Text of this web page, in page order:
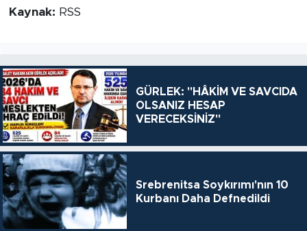
Kaynak: RSS
GÜRLEK: "HÂKİM VE SAVCIDA
OLSANIZ HESAP
VERECEKSİNİZ"
Srebrenitsa Soykırımı'nın 10
Kurbanı Daha Defnedildi